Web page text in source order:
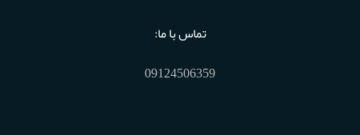
تماس با ما:
09124506359